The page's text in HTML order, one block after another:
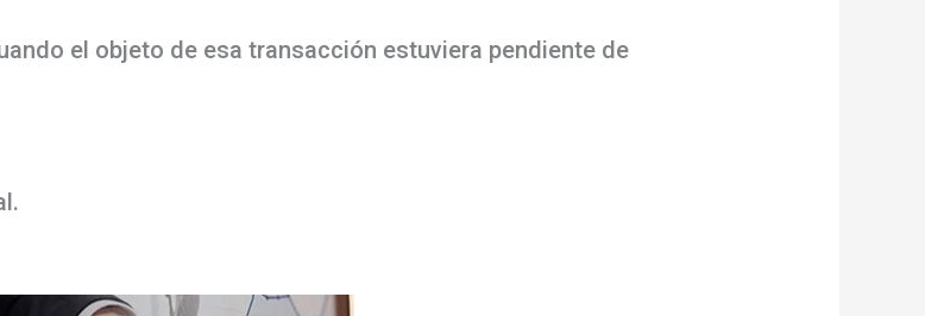
el objeto de esa transacción estuviera pendiente de